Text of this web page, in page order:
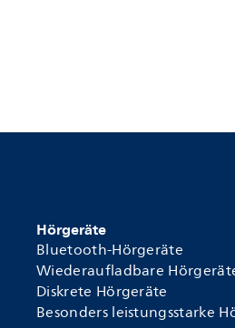
Hörgeräte
Bluetooth-Hörgeräte
Wiederaufladbare
Diskrete Hörgeräte
Besonders leistungsstarke